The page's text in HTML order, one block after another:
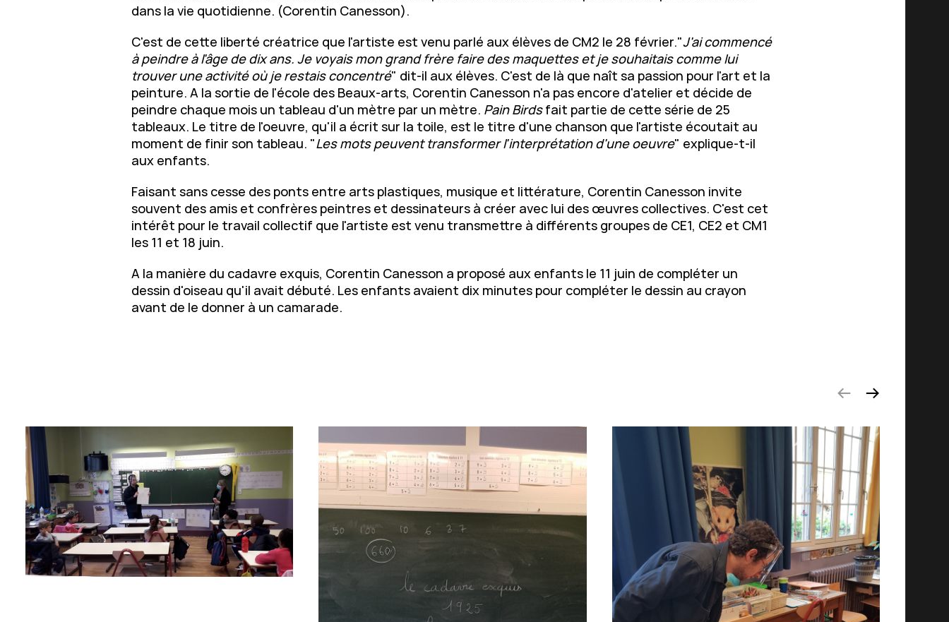
dans la vie quotidienne. (Corentin Canesson).
C'est de cette liberté créatrice que l'artiste est venu parlé aux élèves de CM2 le 28 février."J'ai commencé
à peindre à l'âge de dix ans. Je voyais mon grand frère faire des maquettes et je souhaitais comme lui
trouver une activité où je restais concentré" dit-il aux élèves. C'est de là que naît sa passion pour l'art et la
peinture. A la sortie de l'école des Beaux-arts, Corentin Canesson n'a pas encore d'atelier et décide de
peindre chaque mois un tableau d'un mètre par un mètre. Pain Birdsfait partie de cette série de 25
tableaux. Le titre de l'oeuvre, qu'il a écrit sur la toile, est le titre d'une chanson que l'artiste écoutait au
moment de finir son tableau. "Les mots peuvent transformer l'interprétation d'une oeuvre" explique-t-il
aux enfants.
Faisant sans cesse des ponts entre arts plastiques, musique et littérature, Corentin Canesson invite
souvent des amis et confrères peintres et dessinateurs à créer avec lui des œuvres collectives. C'est cet
intérêt pour le travail collectif que l'artiste est venu transmettre à différents groupes de CE1, CE2 et CM1
les 11 et 18 juin.
A la manière du cadavre exquis, Corentin Canesson a proposé aux enfants le 11 juin de compléter un
dessin d'oiseau qu'il avait débuté. Les enfants avaient dix minutes pour compléter le dessin au crayon
avant de le donner à un camarade.